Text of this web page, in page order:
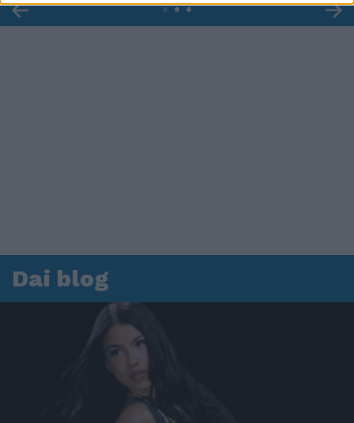
Dai blog